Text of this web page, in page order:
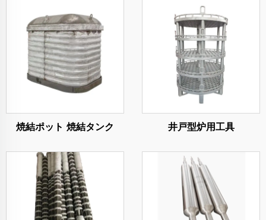
焼結ポット 焼結タンク 井戸型炉用工具